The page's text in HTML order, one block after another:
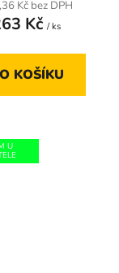
je
z
Kč bez DPH
Kč / ks
KOŠÍKU
U